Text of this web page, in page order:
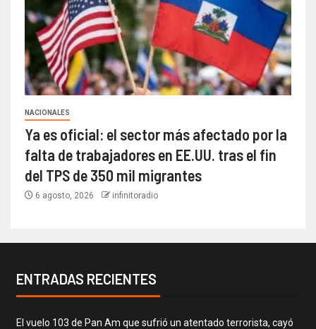
NACIONALES
Ya es oficial: el sector más afectado por la
falta de trabajadores en EE.UU. tras el fin
del TPS de 350 mil migrantes
6 agosto, 2026 infinitoradio
ENTRADAS RECIENTES
El vuelo 103 de Pan Am que sufrió un atentado terrorista, cayó